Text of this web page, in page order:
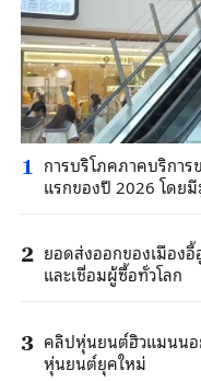
1 การบริโภคภาคบริการ
แรกของปี 2026 โดย
2 ยอดส่งออกของเมือง
และเชื่อมผู้ซื้อทั่วโลก
3 คลิปหุ่นยนต์ฮิวแมนนอ
หุ่นยนต์ยุคใหม่